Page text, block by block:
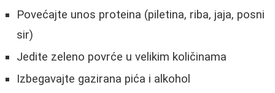
Povećajte unos proteina (piletina, riba, jaja, posni
sir)
Jedite zeleno povrće u velikim količinama
Izbegavajte gazirana pića i alkohol